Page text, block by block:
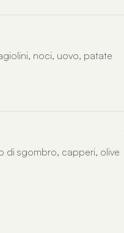
noci, uovo, patate
di sgombro, capperi, olive